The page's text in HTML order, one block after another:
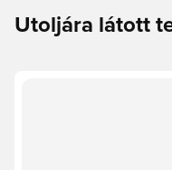
Utoljára látott